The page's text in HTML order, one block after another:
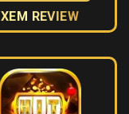
XEM REVIEW